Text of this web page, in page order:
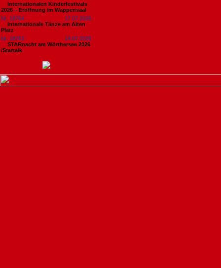
Internationalen Kinderfestivals
2026 – Eröffnung im Wappensaal
Nr. 18764
17.07.2026
Internationale Tänze am Alten
Platz
Nr. 18763
14.07.2026
STARnacht am Wörthersee 2026
/Startalk